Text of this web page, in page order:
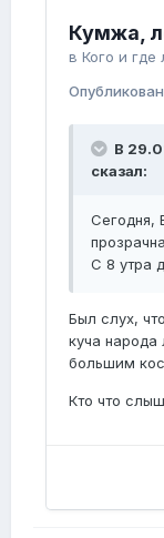
Кумжа,
в Кого и где
В
сказал:
Сегодня,
С 8 утра
Был слух,
куча народа
большим
Кто что